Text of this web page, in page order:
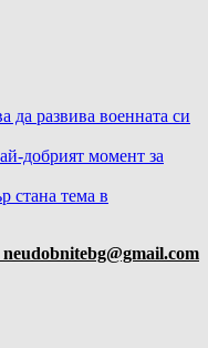
да развива военната си
добрият момент за
стана тема в